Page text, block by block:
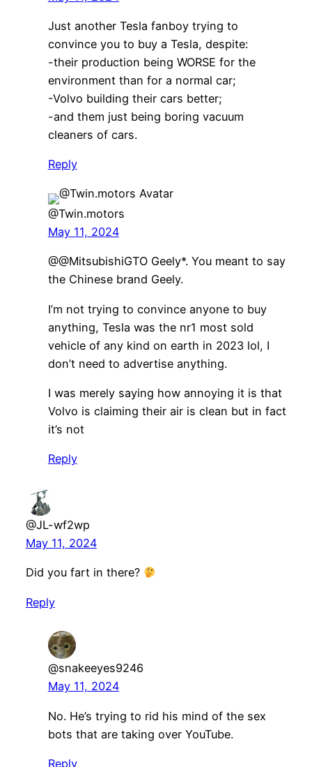
Just another Tesla fanboy trying to
convince you to buy a Tesla, despite:
-their production being WORSE for the
environment than for a normal car;
-Volvo building their cars better;
-and them just being boring vacuum
cleaners of cars.
Reply
@Twin.motors
May 11, 2024
@@MitsubishiGTO Geely*. You meant to say
the Chinese brand Geely.
I’m not trying to convince anyone to buy
anything, Tesla was the nr1 most sold
vehicle of any kind on earth in 2023 lol, I
don’t need to advertise anything.
I was merely saying how annoying it is that
Volvo is claiming their air is clean but in fact
it’s not
Reply
@JL-wf2wp
May 11, 2024
Did you fart in there?
Reply
@snakeeyes9246
May 11, 2024
No. He’s trying to rid his mind of the sex
bots that are taking over YouTube.
Reply